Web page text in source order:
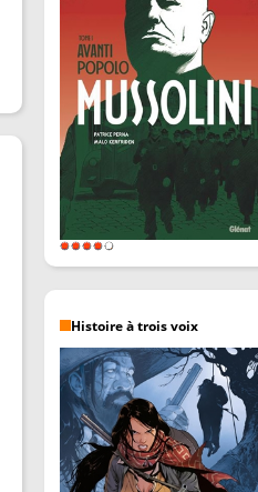
Histoire à trois voix